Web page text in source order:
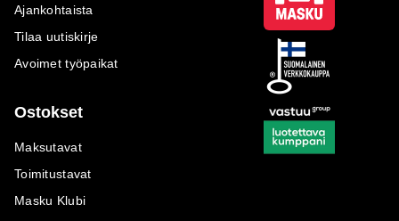
Ajankohtaista
Tilaa uutiskirje
Avoimet työpaikat
Ostokset
Maksutavat
Toimitustavat
Masku Klubi